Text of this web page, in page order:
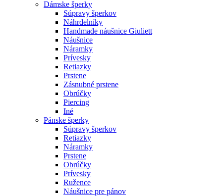
Dámske šperky
Súpravy šperkov
Náhrdelníky
Handmade náušnice Giuliett
Náušnice
Náramky
Prívesky
Retiazky
Prstene
Zásnubné prstene
Obrúčky
Piercing
Iné
Pánske šperky
Súpravy šperkov
Retiazky
Náramky
Prstene
Obrúčky
Prívesky
Ružence
Náušnice pre pánov